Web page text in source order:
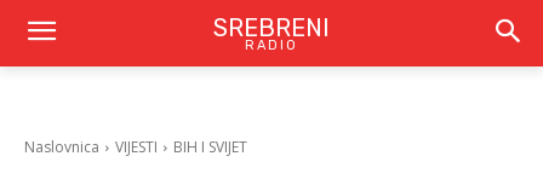
SREBRENI
RADIO
Naslovnica VIJESTI BIH I SVIJET